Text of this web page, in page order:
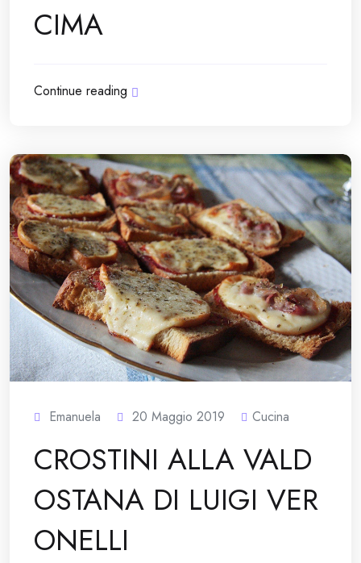
CIMA
Continue reading
Emanuela 20 Maggio 2019 Cucina
CROSTINI ALLA VALD
OSTANA DI LUIGI VER
ONELLI